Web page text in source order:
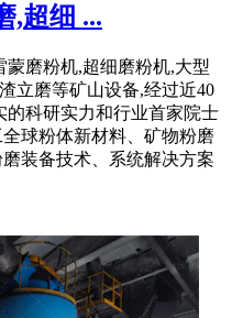
,超细 ...
磨粉机,超细磨粉机,大型
立磨等矿山设备,经过近40
的科研实力和行业首家院士
球粉体新材料、矿物粉磨
装备技术、系统解决方案